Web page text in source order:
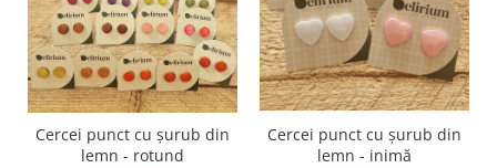
Cercei punct cu șurub din
lemn - rotund
Cercei punct cu șurub din
lemn - inimă